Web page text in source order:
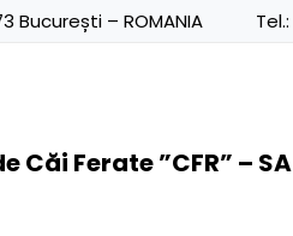
București – ROMANIA Tel.:
Ferate ”CFR” – SA